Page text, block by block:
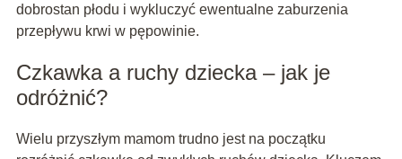
dobrostan płodu i wykluczyć ewentualne zaburzenia
przepływu krwi w pępowinie.
Czkawka a ruchy dziecka – jak je
odróżnić?
Wielu przyszłym mamom trudno jest na początku